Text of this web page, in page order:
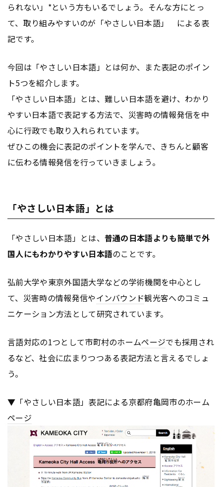
られない」*という方もいるでしょう。そんな方にとっ
て、取り組みやすいのが「やさしい日本語」 による表
記です。
今回は「やさしい日本語」とは何か、また表記のポイン
ト5つを紹介します。
「やさしい日本語」とは、難しい日本語を避け、わかり
やすい日本語で表記する方法で、災害時の情報発信を中
心に行政でも取り入れられています。
ぜひこの機会に表記のポイントを学んで、きちんと顧客
に伝わる情報発信を行っていきましょう。
「やさしい日本語」とは
「やさしい日本語」とは、 普通の日本語よりも簡単で外
国人にもわかりやすい日本語のことです。
弘前大学や東京外国語大学などの学術機関を中心とし
て、災害時の情報発信やインバウンド観光客へのコミュ
ニケーション方法として研究されています。
言語対応の1つとして市町村のホームページでも採用され
るなど、社会に広まりつつある表記方法と言えるでしょ
う。
▼「やさしい日本語」表記による京都府亀岡市のホーム
ページ